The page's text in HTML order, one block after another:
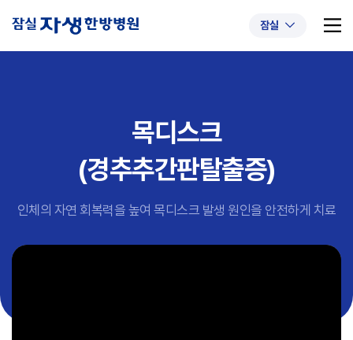
잠실
#초음파약침 #척추압박골절
#교통사고후유증 #허리디스크 #목디스크
목디스크
(경추추간판탈출증)
인체의 자연 회복력을 높여 목디스크 발생 원인을 안전하게 치료